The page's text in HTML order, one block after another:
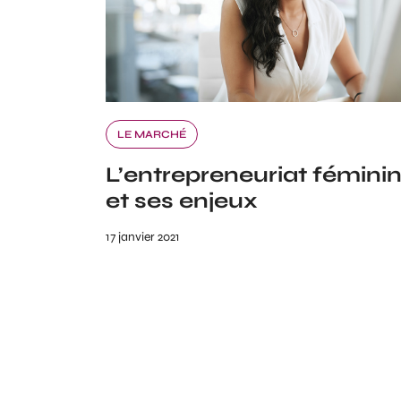
LE MARCHÉ
L’entrepreneuriat féminin
et ses enjeux
17 janvier 2021